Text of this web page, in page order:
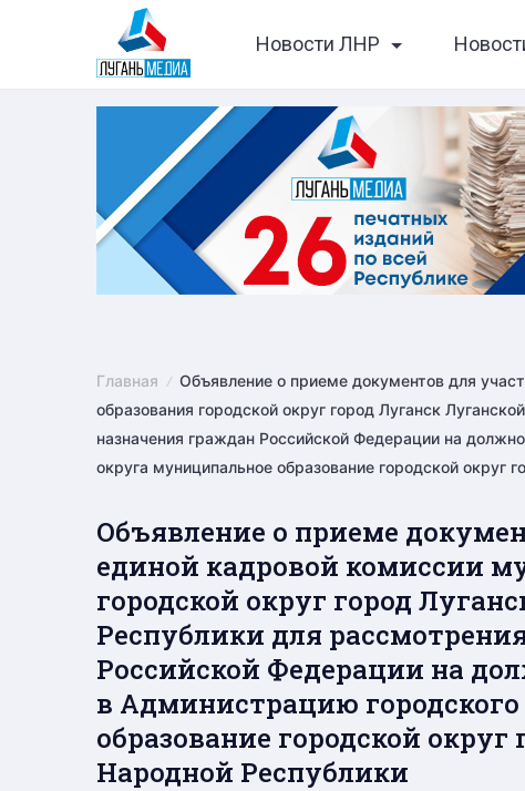
Новости ЛНР
Главная
Объявление о приеме документов для
образования городской округ город Луганск
назначения граждан Российской Федерации на
округа муниципальное образование городской округ
Объявление о приеме
единой кадровой комиссии
городской округ город
Республики для
Российской Федерации на
в Администрацию
образование городской
Народной Республики